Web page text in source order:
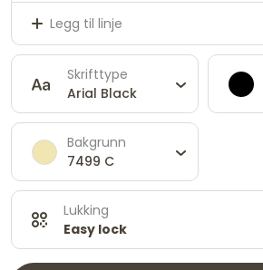
Legg til linje
Skrifttype
Arial Black
Bakgrunn
7499 C
Lukking
Easy lock